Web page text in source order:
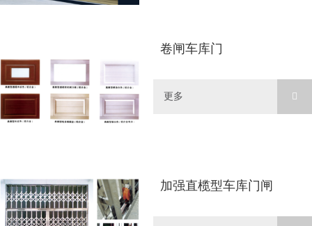
卷闸车库门
更多
加强直榄型车库门闸